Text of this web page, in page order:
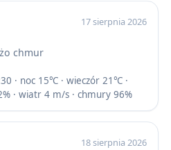
17 sierpnia 2026
chmur
· noc 15℃ · wieczór 21℃ ·
· wiatr 4 m/s · chmury 96%
18 sierpnia 2026